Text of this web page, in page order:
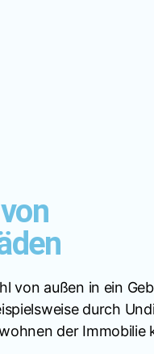
von außen in ein
durch
der Immobilie